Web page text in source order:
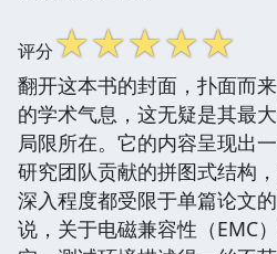
评分☆☆☆☆☆
翻开这本书的封面，扑面而
的学术气息，这无疑是其最
局限所在。它的内容呈现出
研究团队贡献的拼图式结构
深入程度都受限于单篇论文
说，关于电磁兼容性（EMC